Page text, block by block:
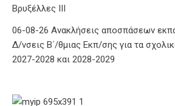
Βρυξέλλες ΙΙΙ
06-08-26 Ανακλήσεις αποσπάσεων
Δ/νσεις Β΄/θμιας Εκπ/σης για τα
2027-2028 και 2028-2029